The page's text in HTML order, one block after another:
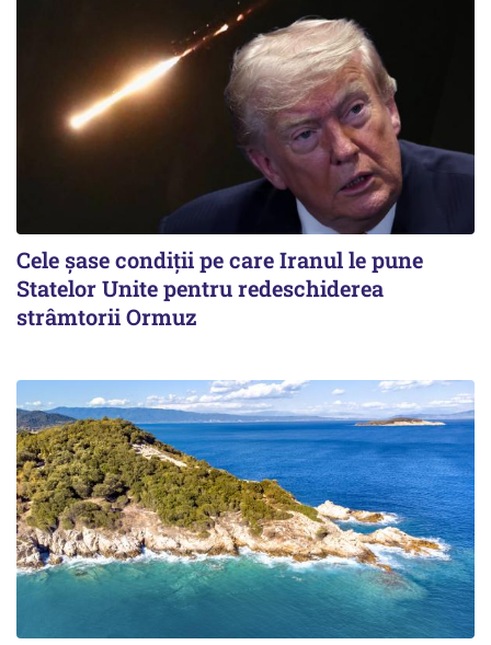
Cele șase condiții pe care Iranul le pune
Statelor Unite pentru redeschiderea
strâmtorii Ormuz